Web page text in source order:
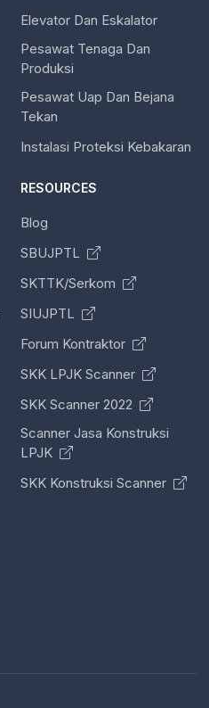
Elevator Dan Eskalator
Pesawat Tenaga Dan
Produksi
Pesawat Uap Dan Bejana
Tekan
Instalasi Proteksi Kebakaran
RESOURCES
Blog
SBUJPTL
SKTTK/Serkom
SIUJPTL
Forum Kontraktor
SKK LPJK Scanner
SKK Scanner 2022
Scanner Jasa Konstruksi
LPJK
SKK Konstruksi Scanner